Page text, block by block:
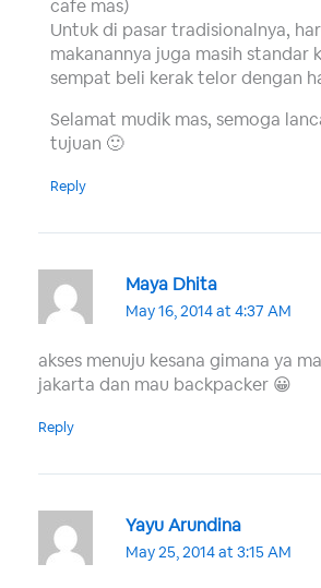
cafe mas)
Untuk di pasar tradisionalnya,
makanannya juga masih standar
sempat beli kerak telor dengan
Selamat mudik mas, semoga
tujuan 🙂
Reply
Maya Dhita
May 16, 2014 at 4:37 AM
akses menuju kesana gimana ya
jakarta dan mau backpacker 😀
Reply
Yayu Arundina
May 25, 2014 at 3:15 AM